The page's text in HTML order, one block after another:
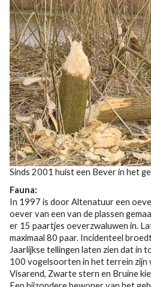
Sinds 2001 huist een Bever in het
Fauna:
In 1997 is door Altenatuur een
oever van een van de plassen
er 15 paartjes oeverzwaluwen in.
maximaal 80 paar. Incidenteel
Jaarlijkse tellingen laten zien dat in
100 vogelsoorten in het terrein zijn
Visarend, Zwarte stern en Bruine